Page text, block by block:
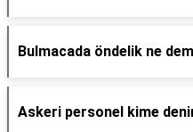
Bulmacada öndelik ne
Askeri personel kime